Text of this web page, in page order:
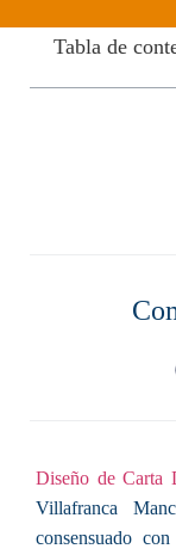
Tabla de
Diseño de Carta
Villafranca
consensuado